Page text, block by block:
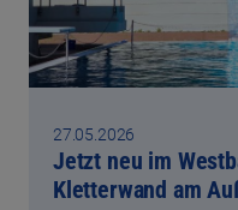
27.05.2026
Jetzt neu im
Kletterwand am